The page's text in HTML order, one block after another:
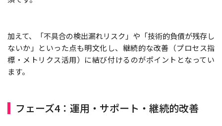
加えて、「不具合の検出漏れリスク」や「技術的負債が残存し
ないか」といった点も明文化し、継続的な改善（プロセス指
標・メトリクス活用）に結び付けるのがポイントとなってい
ます。
フェーズ4：運用・サポート・継続的改善